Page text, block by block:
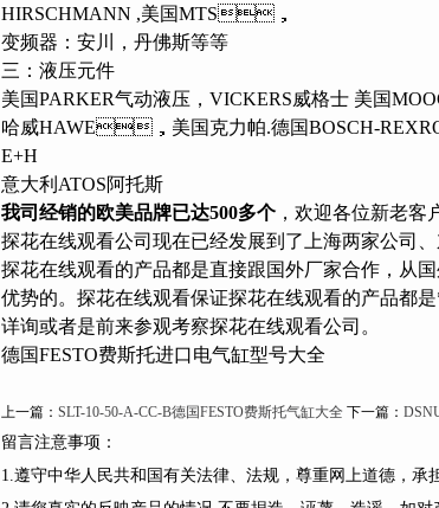
HIRSCHMANN ,美国MTS，
变频器：安川，丹佛斯等等
三：液压元件
美国PARKER气动液压，VICKERS威格士 美国
哈威HAWE，美国克力帕.德国BOSCH-
E+H
意大利ATOS阿托斯
我司经销的欧美品牌已达500多个 ，欢迎各位新老客户
探花在线观看公司现在已经发展到了上海两家公司、
探花在线观看的产品都是直接跟国外厂家合作，从
优势的。探花在线观看保证探花在线观看的产品都
详询或者是前来参观考察探花在线观看公司。
德国FESTO费斯托进口电气缸型号大全
上一篇： SLT-10-50-A-CC-B德国FESTO费斯托气缸大全 下一篇：
留言注意事项：
1.遵守中华人民共和国有关法律、法规，尊重网上道德